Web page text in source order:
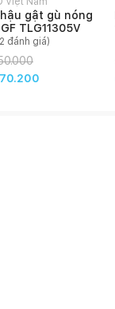
gật gù nóng
TLG11305V
2 đánh giá)